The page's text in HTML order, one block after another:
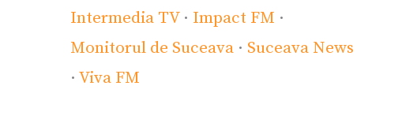
Intermedia TV· Impact FM ·
Monitorul de Suceava · Suceava News
·Viva FM